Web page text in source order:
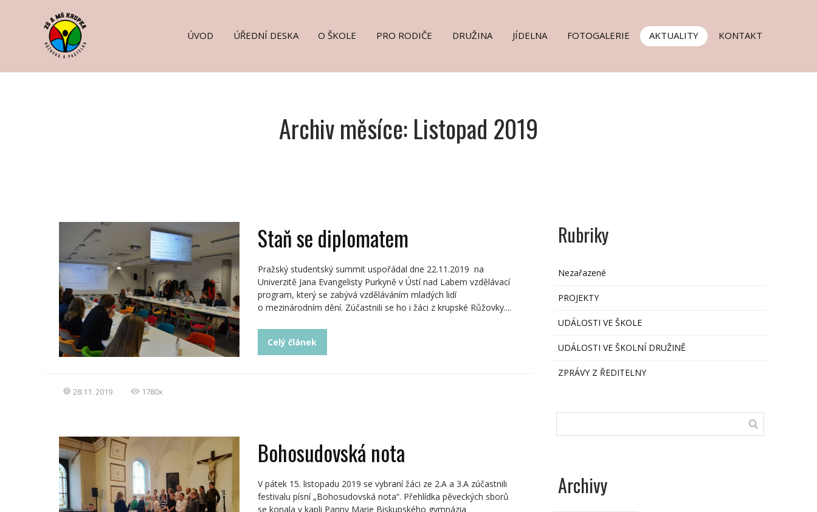
ÚVOD ÚŘEDNÍ DESKA O ŠKOLE PRO RODIČE DRUŽINA JÍDELNA FOTOGALERIE AKTUALITY KONTAKT
Archiv měsíce: Listopad 2019
Staň se diplomatem
Pražský studentský summit uspořádal dne 22.11.2019 na
Univerzitě Jana Evangelisty Purkyně v Ústí nad Labem vzdělávací
program, který se zabývá vzděláváním mladých lidí
o mezinárodním dění. Zúčastnili se ho i žáci z krupské Růžovky....
Celý článek
28.11. 2019 1780x
Bohosudovská nota
V pátek 15. listopadu 2019 se vybraní žáci ze 2.A a 3.A zúčastnili
festivalu písní „Bohosudovská nota“. Přehlídka pěveckých sborů
se konala v kapli Panny Marie Biskupského gymnázia
Rubriky
Nezařazené
PROJEKTY
UDÁLOSTI VE ŠKOLE
UDÁLOSTI VE ŠKOLNÍ DRUŽINĚ
ZPRÁVY Z ŘEDITELNY
Archivy